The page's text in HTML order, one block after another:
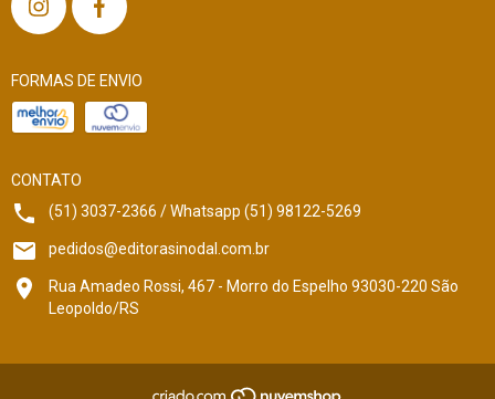
FORMAS DE ENVIO
CONTATO
(51) 3037-2366 / Whatsapp (51) 98122-5269
pedidos@editorasinodal.com.br
Rua Amadeo Rossi, 467 - Morro do Espelho 93030-220 São
Leopoldo/RS